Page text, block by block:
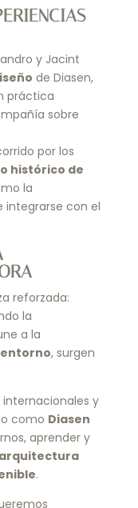
y Jacint
de Diasen,
práctica
sobre
por los
histórico de
la
integrarse con el
reforzada:
la
a la
, surgen
y
como Diasen
aprender y
arquitectura
.